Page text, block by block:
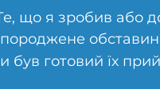
що я зробив або
породжене
був готовий їх